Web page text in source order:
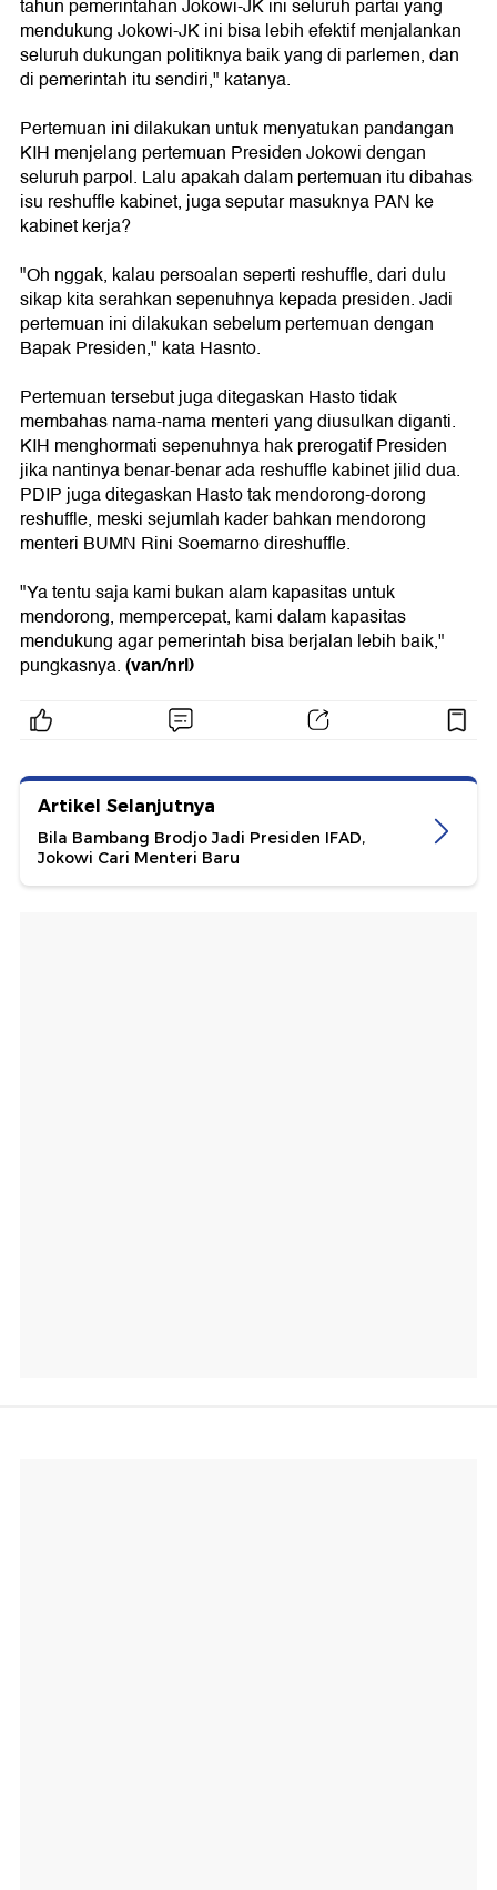
tahun pemerintahan Jokowi-JK ini seluruh partai yang
mendukung Jokowi-JK ini bisa lebih efektif menjalankan
seluruh dukungan politiknya baik yang di parlemen, dan
di pemerintah itu sendiri," katanya.
Pertemuan ini dilakukan untuk menyatukan pandangan
KIH menjelang pertemuan Presiden Jokowi dengan
seluruh parpol. Lalu apakah dalam pertemuan itu dibahas
isu reshuffle kabinet, juga seputar masuknya PAN ke
kabinet kerja?
"Oh nggak, kalau persoalan seperti reshuffle, dari dulu
sikap kita serahkan sepenuhnya kepada presiden. Jadi
pertemuan ini dilakukan sebelum pertemuan dengan
Bapak Presiden," kata Hasnto.
Pertemuan tersebut juga ditegaskan Hasto tidak
membahas nama-nama menteri yang diusulkan diganti.
KIH menghormati sepenuhnya hak prerogatif Presiden
jika nantinya benar-benar ada reshuffle kabinet jilid dua.
PDIP juga ditegaskan Hasto tak mendorong-dorong
reshuffle, meski sejumlah kader bahkan mendorong
menteri BUMN Rini Soemarno direshuffle.
"Ya tentu saja kami bukan alam kapasitas untuk
mendorong, mempercepat, kami dalam kapasitas
mendukung agar pemerintah bisa berjalan lebih baik,"
pungkasnya.(van/nrl)
Artikel Selanjutnya
Bila Bambang Brodjo Jadi Presiden IFAD,
Jokowi Cari Menteri Baru